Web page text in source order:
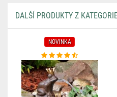
DALŠÍ PRODUKTY Z
NOVINKA